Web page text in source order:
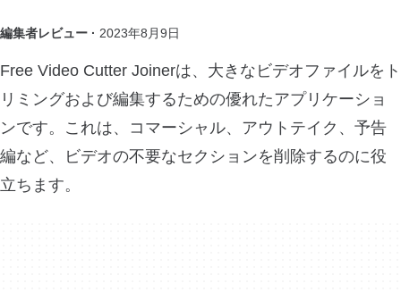
編集者レビュー · 2023年8月9日
Free Video Cutter Joinerは、大きなビデオファイルをト
リミングおよび編集するための優れたアプリケーショ
ンです。これは、コマーシャル、アウトテイク、予告
編など、ビデオの不要なセクションを削除するのに役
立ちます。